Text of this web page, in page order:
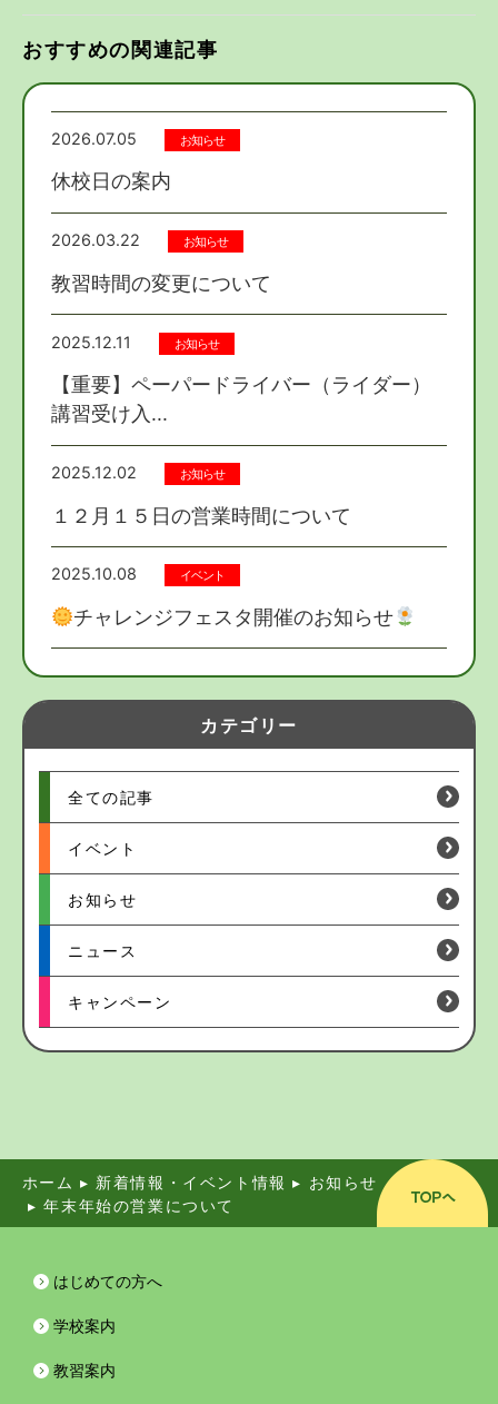
おすすめの関連記事
2026.07.05 お知らせ
休校日の案内
2026.03.22 お知らせ
教習時間の変更について
2025.12.11 お知らせ
【重要】ペーパードライバー（ライダー）
講習受け入...
2025.12.02 お知らせ
１２月１５日の営業時間について
2025.10.08 イベント
チャレンジフェスタ開催のお知らせ
カテゴリー
全ての記事
イベント
お知らせ
ニュース
キャンペーン
ホーム ▸ 新着情報・イベント情報 ▸ お知らせ
▸年末年始の営業について
はじめての方へ
学校案内
教習案内